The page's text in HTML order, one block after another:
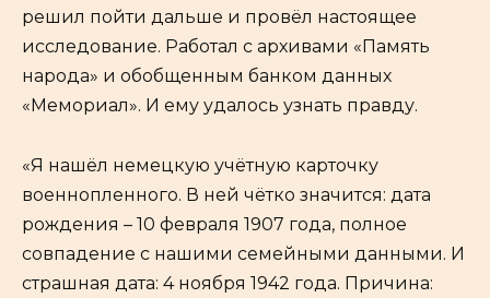
решил пойти дальше и провёл настоящее
исследование. Работал с архивами «Память
народа» и обобщенным банком данных
«Мемориал». И ему удалось узнать правду.
«Я нашёл немецкую учётную карточку
военнопленного. В ней чётко значится: дата
рождения – 10 февраля 1907 года, полное
совпадение с нашими семейными данными. И
страшная дата: 4 ноября 1942 года. Причина: